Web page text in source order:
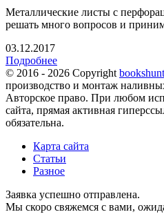
Металлические листы с
решать много вопросов и
03.12.2017
Подробнее
© 2016 - 2026 Copyright
производство и монтаж
Авторское право. При любом
сайта, прямая активная
обязательна.
Карта сайта
Статьи
Разное
Заявка успешно отправлена.
Мы скоро свяжемся с вами,